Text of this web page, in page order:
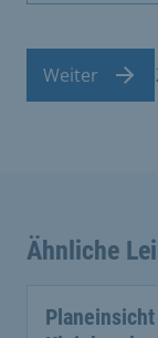
Weiter
Ähnliche